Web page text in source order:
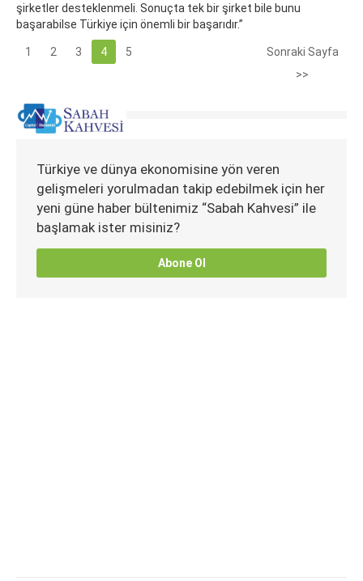
şirketler desteklenmeli. Sonuçta tek bir şirket bile bunu
başarabilse Türkiye için önemli bir başarıdır.”
1 2 3 4 5
Sonraki Sayfa
>>
Türkiye ve dünya ekonomisine yön veren
gelişmeleri yorulmadan takip edebilmek için her
yeni güne haber bültenimiz “Sabah Kahvesi” ile
başlamak ister misiniz?
Abone Ol